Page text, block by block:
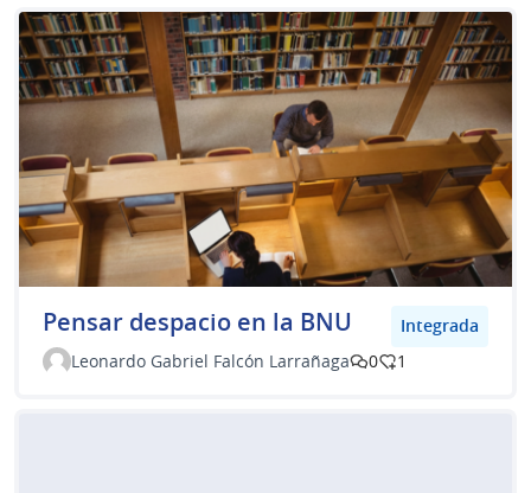
Pensar despacio en la BNU
Integrada
Leonardo Gabriel Falcón Larrañaga
0 1